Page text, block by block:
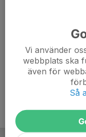
Vi använder
webbplats ska
även för
Så